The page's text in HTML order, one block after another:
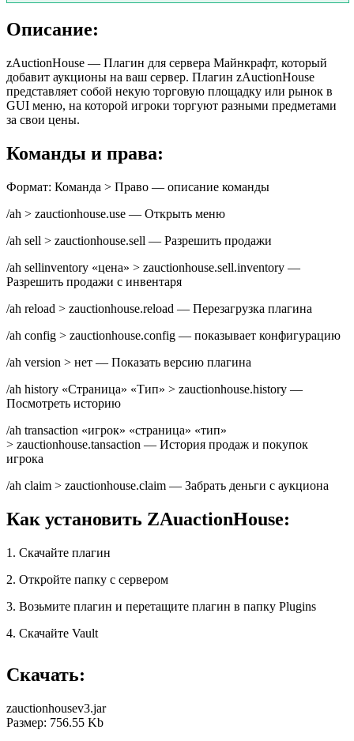
Описание:
zAuctionHouse — Плагин для сервера Майнкрафт, который
добавит аукционы на ваш сервер. Плагин zAuctionHouse
представляет собой некую торговую площадку или рынок в
GUI меню, на которой игроки торгуют разными предметами
за свои цены.
Команды и права:
Формат: Команда > Право — описание команды
/ah > zauctionhouse.use — Открыть меню
/ah sell > zauctionhouse.sell — Разрешить продажи
/ah sellinventory «цена» > zauctionhouse.sell.inventory —
Разрешить продажи с инвентаря
/ah reload > zauctionhouse.reload — Перезагрузка плагина
/ah config > zauctionhouse.config — показывает конфигурацию
/ah version > нет — Показать версию плагина
/ah history «Страница» «Тип» > zauctionhouse.history —
Посмотреть историю
/ah transaction «игрок» «страница» «тип»
> zauctionhouse.tansaction — История продаж и покупок
игрока
/ah claim > zauctionhouse.claim — Забрать деньги с аукциона
Как установить ZAuactionHouse:
1. Скачайте плагин
2. Откройте папку с сервером
3. Возьмите плагин и перетащите плагин в папку Plugins
4. Скачайте Vault
Скачать:
zauctionhousev3.jar
Размер: 756.55 Kb